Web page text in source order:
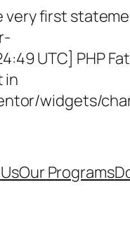
very first
UTC] PHP
in
widgets/
Our Programs